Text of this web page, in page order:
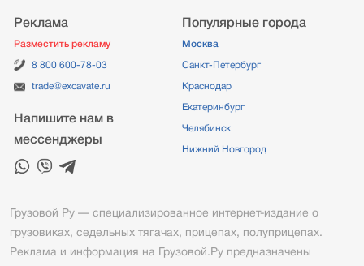
Реклама
Разместить рекламу
8 800 600-78-03
trade@excavate.ru
Напишите нам в
мессенджеры
Популярные города
Москва
Санкт-Петербург
Краснодар
Екатеринбург
Челябинск
Нижний Новгород
Грузовой Ру — специализированное интернет-издание о
грузовиках, седельных тягачах, прицепах, полуприцепах.
Реклама и информация на Грузовой.Ру предназначены